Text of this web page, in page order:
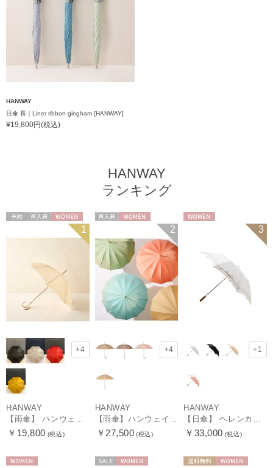
HANWAY
日傘 長｜Liner ribbon-gingham [HANWAY]
¥19,800円(税込)
HANWAY
ランキング
WOMEN 1
+4
HANWAY
【雨傘】 ハンウェイ （HANWAY） Couturier クチュリエ 長傘 日本製
￥19,800 (税込)
2
+4
HANWAY
【雨傘】ハンウェイ （HANWAY ）真田耳（サナダミミ）長傘 日本製 カーボン骨
￥27,500 (税込)
3
+1
HANWAY
【日傘】 ヘレンカミンスキー（HELEN KAMINSKI） X ハンウェイ (HANWAY) コラボ プロヴァンスタイプ 麻無地 ラフィアコード 折りたたみ傘 曲がり手元 純パラソル
￥33,000 (税込)